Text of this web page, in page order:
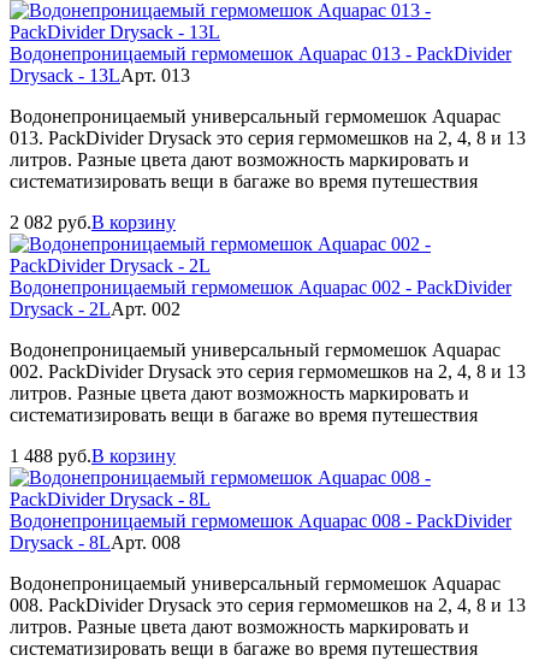
Водонепроницаемый гермомешок Aquapac 013 - PackDivider
Drysack - 13LАрт. 013
Водонепроницаемый универсальный гермомешок Aquapac
013. PackDivider Drysack это серия гермомешков на 2, 4, 8 и 13
литров. Разные цвета дают возможность маркировать и
систематизировать вещи в багаже во время путешествия
2 082 руб.В корзину
Водонепроницаемый гермомешок Aquapac 002 - PackDivider
Drysack - 2LАрт. 002
Водонепроницаемый универсальный гермомешок Aquapac
002. PackDivider Drysack это серия гермомешков на 2, 4, 8 и 13
литров. Разные цвета дают возможность маркировать и
систематизировать вещи в багаже во время путешествия
1 488 руб.В корзину
Водонепроницаемый гермомешок Aquapac 008 - PackDivider
Drysack - 8LАрт. 008
Водонепроницаемый универсальный гермомешок Aquapac
008. PackDivider Drysack это серия гермомешков на 2, 4, 8 и 13
литров. Разные цвета дают возможность маркировать и
систематизировать вещи в багаже во время путешествия